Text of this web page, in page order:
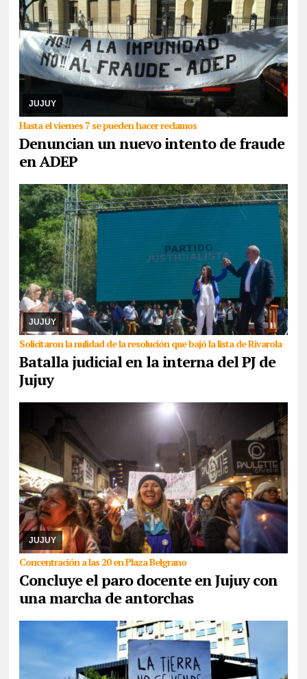
JUJUY
Hasta el viernes 7 se pueden hacer reclamos
Denuncian un nuevo intento de fraude
en ADEP
06/08/2026 De cara a las elecciones nacionales de CTERA del 2
de septiembre, integrante de la lista Multicolor sostuvo que hace
días que la Junta Electoral no s ...
JUJUY
Solicitaron la nulidad de la resolución que bajó la lista de Rivarola
Batalla judicial en la interna del PJ de
Jujuy
05/08/2026
Cuando ya parecía que la senadora nacional
Carolina Moisés se haría del control del PJ en Jujuy, la lista que
había sido dejada fuera de la contienda ...
JUJUY
Concentración a las 20 en Plaza Belgrano
Concluye el paro docente en Jujuy con
una marcha de antorchas
05/08/2026 La medida de fuerza es llevada a cabo por maestros
y maestras de base de ADEP, que hoy, se presentarán tanto en el
Ministerio de Educación como en Ca ...